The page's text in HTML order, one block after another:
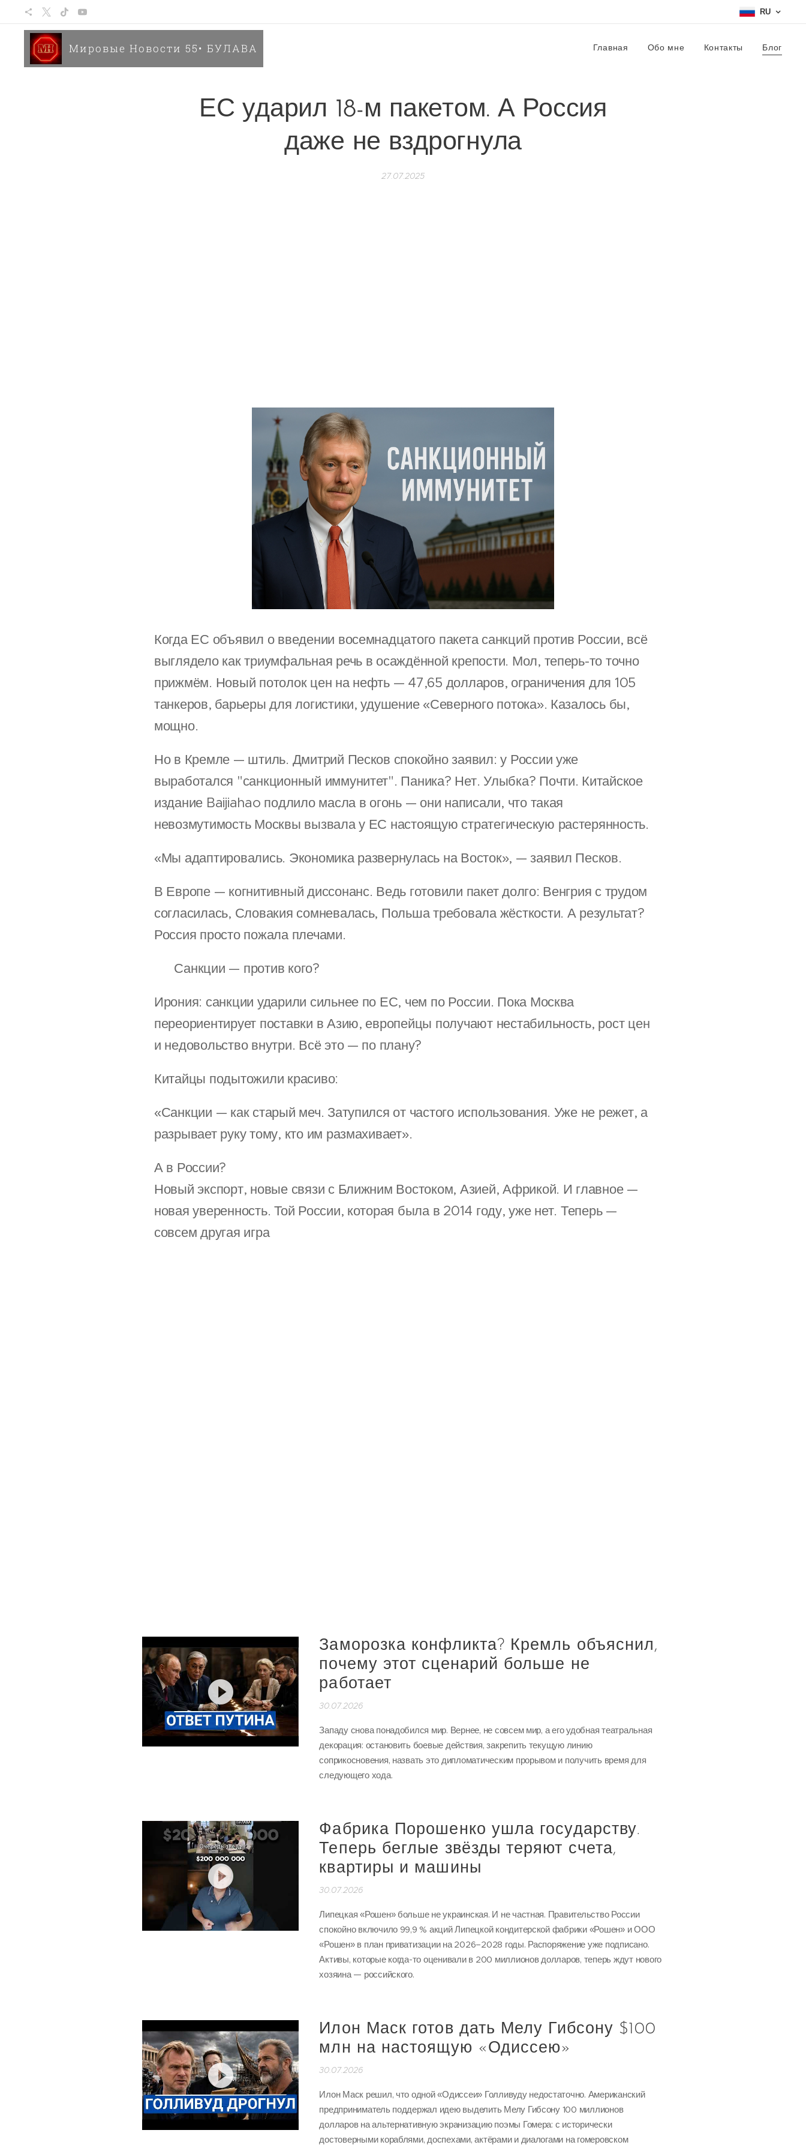
RU
Мировые Новости 55• БУЛАВА Главная Обо мне Контакты Блог
ЕС ударил 18-м пакетом. А Россия
даже не вздрогнула
27.07.2025
Когда ЕС объявил о введении восемнадцатого пакета санкций против России, всё
выглядело как триумфальная речь в осаждённой крепости. Мол, теперь-то точно
прижмём. Новый потолок цен на нефть — 47,65 долларов, ограничения для 105
танкеров, барьеры для логистики, удушение «Северного потока». Казалось бы,
мощно.
Но в Кремле — штиль. Дмитрий Песков спокойно заявил: у России уже
выработался "санкционный иммунитет". Паника? Нет. Улыбка? Почти. Китайское
издание Baijiahao подлило масла в огонь — они написали, что такая
невозмутимость Москвы вызвала у ЕС настоящую стратегическую растерянность.
«Мы адаптировались. Экономика развернулась на Восток», — заявил Песков.
В Европе — когнитивный диссонанс. Ведь готовили пакет долго: Венгрия с трудом
согласилась, Словакия сомневалась, Польша требовала жёсткости. А результат?
Россия просто пожала плечами.
🎯 Санкции — против кого?
Ирония: санкции ударили сильнее по ЕС, чем по России. Пока Москва
переориентирует поставки в Азию, европейцы получают нестабильность, рост цен
и недовольство внутри. Всё это — по плану?
Китайцы подытожили красиво:
«Санкции — как старый меч. Затупился от частого использования. Уже не режет, а
разрывает руку тому, кто им размахивает».
А в России?
Новый экспорт, новые связи с Ближним Востоком, Азией, Африкой. И главное —
новая уверенность. Той России, которая была в 2014 году, уже нет. Теперь —
совсем другая игра
Заморозка конфликта? Кремль объяснил,
почему этот сценарий больше не
работает
30.07.2026
Западу снова понадобился мир. Вернее, не совсем мир, а его удобная театральная
декорация: остановить боевые действия, закрепить текущую линию
соприкосновения, назвать это дипломатическим прорывом и получить время для
следующего хода.
Фабрика Порошенко ушла государству.
Теперь беглые звёзды теряют счета,
квартиры и машины
30.07.2026
Липецкая «Рошен» больше не украинская. И не частная. Правительство России
спокойно включило 99,9 % акций Липецкой кондитерской фабрики «Рошен» и ООО
«Рошен» в план приватизации на 2026–2028 годы. Распоряжение уже подписано.
Активы, которые когда-то оценивали в 200 миллионов долларов, теперь ждут нового
хозяина — российского.
Илон Маск готов дать Мелу Гибсону $100
млн на настоящую «Одиссею»
30.07.2026
Илон Маск решил, что одной «Одиссеи» Голливуду недостаточно. Американский
предприниматель поддержал идею выделить Мелу Гибсону 100 миллионов
долларов на альтернативную экранизацию поэмы Гомера: с исторически
достоверными кораблями, доспехами, актёрами и диалогами на гомеровском